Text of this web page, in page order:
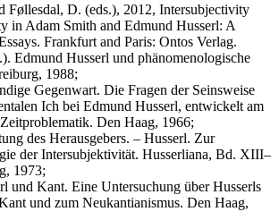
Føllesdal, D. (eds.), 2012, Intersubjectivity
in Adam Smith and Edmund Husserl: A
Frankfurt and Paris: Ontos Verlag.
Edmund Husserl und phänomenologische
1988;
Gegenwart. Die Fragen der Seinsweise
Ich bei Edmund Husserl, entwickelt am
Den Haag, 1966;
des Herausgebers. – Husserl. Zur
der Intersubjektivität. Husserliana, Bd. XIII–
1973;
und Kant. Eine Untersuchung über Husserls
und zum Neukantianismus. Den Haag,